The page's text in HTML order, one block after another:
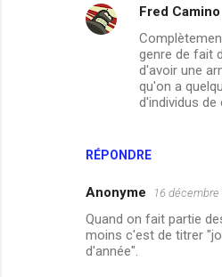
RÉPONDRE
Fred Camino
genre de fait
d'avoir une
qu'on a
d'individus de
Anonyme 16
Quand on fait partie
moins c'est de titrer
d'année".